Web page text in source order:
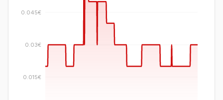
0.015€
0.03€
0.045€